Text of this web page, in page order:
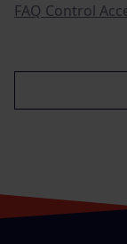
FAQ Control